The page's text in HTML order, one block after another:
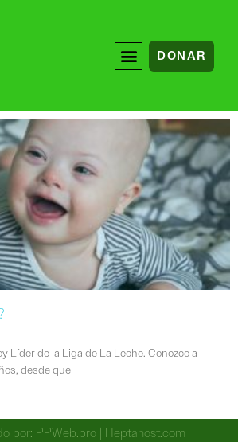
DONAR
Líder de la Liga de La Leche. Conozco a
desde que
por: PPWeb.pro | Heptahost.com